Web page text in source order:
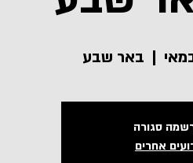
  |
באר שבע
סגורה
אחרים